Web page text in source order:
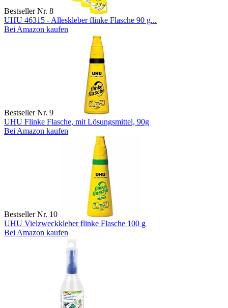
Bestseller Nr. 8
UHU 46315 - Alleskleber flinke Flasche 90 g...
Bei Amazon kaufen
Bestseller Nr. 9
UHU Flinke Flasche, mit Lösungsmittel, 90g
Bei Amazon kaufen
Bestseller Nr. 10
UHU Vielzweckkleber flinke Flasche 100 g
Bei Amazon kaufen